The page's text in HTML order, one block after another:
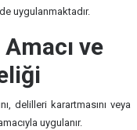
uygulanmaktadır.
ve
delilleri karartmasını veya
uygulanır.